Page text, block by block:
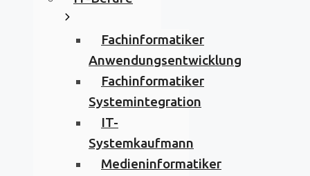
Fachinformatiker
Anwendungsentwicklung
Fachinformatiker
Systemintegration
IT-
Systemkaufmann
Medieninformatiker